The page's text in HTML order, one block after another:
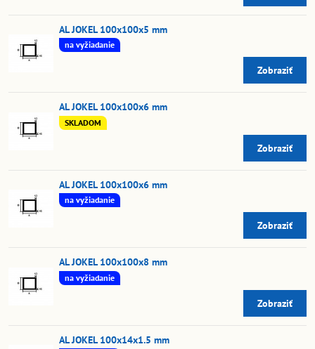
AL JOKEL 100x100x5 mm
na vyžiadanie
Zobraziť
AL JOKEL 100x100x6 mm
SKLADOM
Zobraziť
AL JOKEL 100x100x6 mm
na vyžiadanie
Zobraziť
AL JOKEL 100x100x8 mm
na vyžiadanie
Zobraziť
AL JOKEL 100x14x1.5 mm